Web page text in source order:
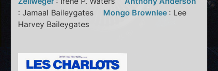
: Jamaal Baileygates Mongo Brownlee : Lee
Harvey Baileygates